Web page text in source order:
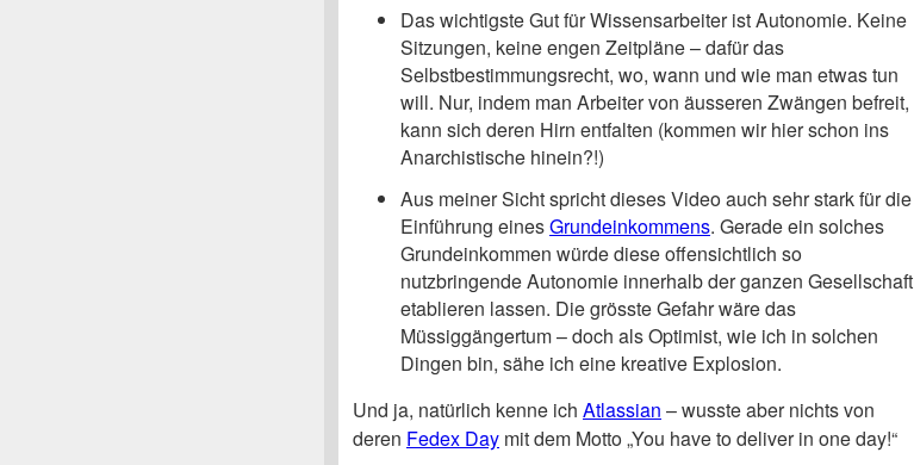
Das wichtigste Gut für Wissensarbeiter ist Autonomie. Keine
Sitzungen, keine engen Zeitpläne – dafür das
Selbstbestimmungsrecht, wo, wann und wie man etwas tun
will. Nur, indem man Arbeiter von äusseren Zwängen befreit,
kann sich deren Hirn entfalten (kommen wir hier schon ins
Anarchistische hinein?!)
Aus meiner Sicht spricht dieses Video auch sehr stark für die
Einführung einesGrundeinkommens. Gerade ein solches
Grundeinkommen würde diese offensichtlich so
nutzbringende Autonomie innerhalb der ganzen Gesellschaft
etablieren lassen. Die grösste Gefahr wäre das
Müssiggängertum – doch als Optimist, wie ich in solchen
Dingen bin, sähe ich eine kreative Explosion.
Und ja, natürlich kenne ich Atlassian – wusste aber nichts von
deren Fedex Day mit dem Motto „You have to deliver in one day!“